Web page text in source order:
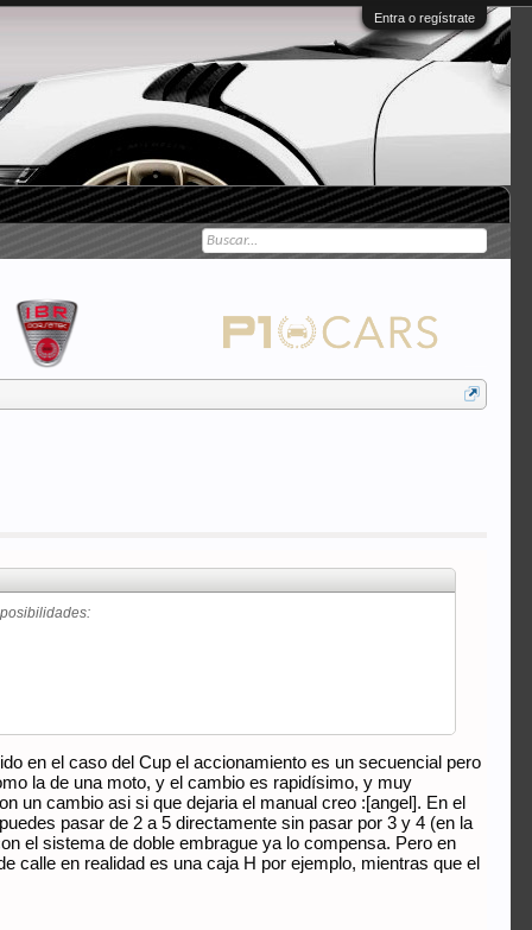
Entra o regístrate
en el caso del Cup el accionamiento es un secuencial pero
la de una moto, y el cambio es rapidísimo, y muy
un cambio asi si que dejaria el manual creo :[angel]. En el
pasar de 2 a 5 directamente sin pasar por 3 y 4 (en la
el sistema de doble embrague ya lo compensa. Pero en
calle en realidad es una caja H por ejemplo, mientras que el